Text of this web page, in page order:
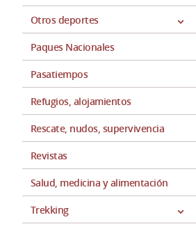
Otros deportes
Paques Nacionales
Pasatiempos
Refugios, alojamientos
Rescate, nudos, supervivencia
Revistas
Salud, medicina y alimentación
Trekking